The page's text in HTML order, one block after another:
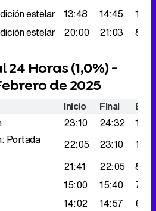
estelar
13:48 14:45
estelar
20:00 21:03
24 Horas (1,0%) -
de 2025
Inicio Final
23:10 24:32
Portada
22:05 23:10
21:41 22:05
15:00 15:40
14:02 14:57